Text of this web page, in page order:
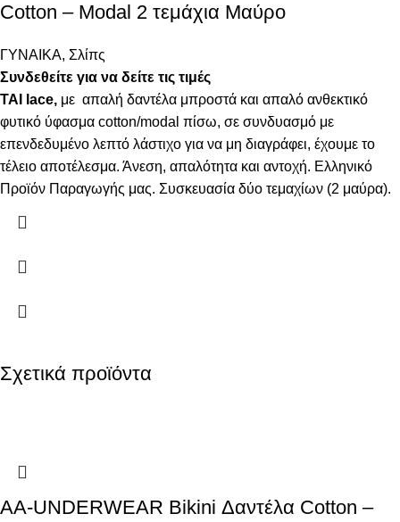
Cotton – Modal 2 τεμάχια Μαύρο
ΓΥΝΑΙΚΑ, Σλίπς
Συνδεθείτε για να δείτε τις τιμές
ΤΑΙ lace, με απαλή δαντέλα μπροστά και απαλό ανθεκτικό
φυτικό ύφασμα cotton/modal πίσω, σε συνδυασμό με
επενδεδυμένο λεπτό λάστιχο για να μη διαγράφει, έχουμε το
τέλειο αποτέλεσμα. Άνεση, απαλότητα και αντοχή. Ελληνικό
Προϊόν Παραγωγής μας. Συσκευασία δύο τεμαχίων (2 μαύρα).
Σχετικά προϊόντα
AA-UNDERWEAR Bikini Δαντέλα Cotton –